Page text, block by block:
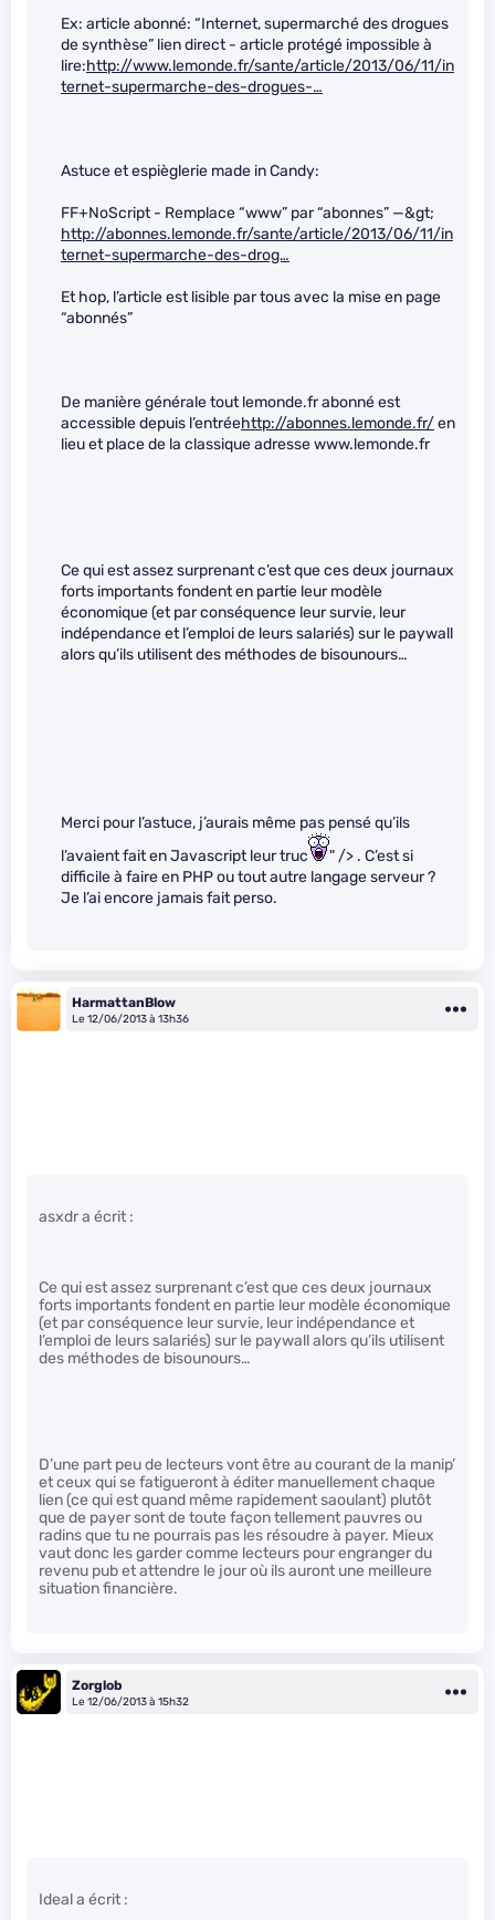
Ex: article abonné: “Internet, supermarché des drogues
de synthèse” lien direct - article protégé impossible à
lire:http://www.lemonde.fr/sante/article/2013/06/11/in
ternet-supermarche-des-drogues-…
Astuce et espièglerie made in Candy:
FF+NoScript - Remplace “www” par “abonnes” —&gt;
http://abonnes.lemonde.fr/sante/article/2013/06/11/in
ternet-supermarche-des-drog…
Et hop, l’article est lisible par tous avec la mise en page
“abonnés”
De manière générale tout lemonde.fr abonné est
accessible depuis l’entréehttp://abonnes.lemonde.fr/en
lieu et place de la classique adresse www.lemonde.fr
Ce qui est assez surprenant c’est que ces deux journaux
forts importants fondent en partie leur modèle
économique (et par conséquence leur survie, leur
indépendance et l’emploi de leurs salariés) sur le paywall
alors qu’ils utilisent des méthodes de bisounours…
Merci pour l’astuce, j’aurais même pas pensé qu’ils
l’avaient fait en Javascript leur truc
" /> . C’est si
difficile à faire en PHP ou tout autre langage serveur ?
Je l’ai encore jamais fait perso.
HarmattanBlow
Le 12/06/2013 à 13h36
asxdr a écrit :
Ce qui est assez surprenant c’est que ces deux journaux
forts importants fondent en partie leur modèle économique
(et par conséquence leur survie, leur indépendance et
l’emploi de leurs salariés) sur le paywall alors qu’ils utilisent
des méthodes de bisounours…
D’une part peu de lecteurs vont être au courant de la manip’
et ceux qui se fatigueront à éditer manuellement chaque
lien (ce qui est quand même rapidement saoulant) plutôt
que de payer sont de toute façon tellement pauvres ou
radins que tu ne pourrais pas les résoudre à payer. Mieux
vaut donc les garder comme lecteurs pour engranger du
revenu pub et attendre le jour où ils auront une meilleure
situation financière.
Zorglob
Le 12/06/2013 à 15h32
Ideal a écrit :